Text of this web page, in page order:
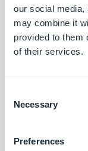
our social media,
may combine it
provided to them
of their services.
Selection
Necessary
Preferences
simplement
mais de
chaque
Une